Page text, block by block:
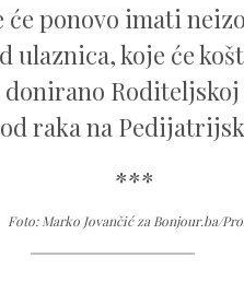
će ponovo imati
ulaznica, koje će
Roditeljskoj
raka na
***
Foto: Marko Jovančić za Bonjour.ba/